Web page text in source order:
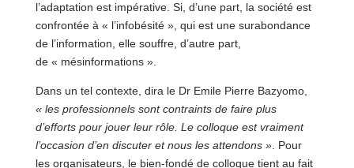
l’adaptation est impérative. Si, d’une part, la société est
confrontée à « l’infobésité », qui est une surabondance
de l’information, elle souffre, d’autre part,
de « mésinformations ».
Dans un tel contexte, dira le Dr Emile Pierre Bazyomo,
« les professionnels sont contraints de faire plus
d’efforts pour jouer leur rôle. Le colloque est vraiment
l’occasion d’en discuter et nous les attendons ». Pour
les organisateurs, le bien-fondé de colloque tient au fait